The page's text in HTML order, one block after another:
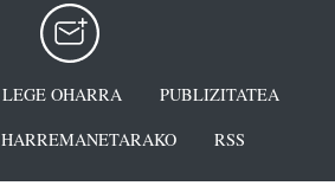
LEGE OHARRA
PUBLIZITATEA
HARREMANETARAKO RSS